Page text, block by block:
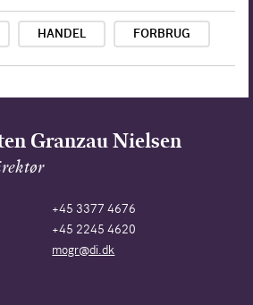
HANDEL FORBRUG
Granzau Nielsen
+45 3377 4676
+45 2245 4620
mogr@di.dk